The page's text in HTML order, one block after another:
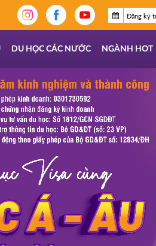
Đăng ký
DU HỌC CÁC NƯỚC NGÀNH HOT